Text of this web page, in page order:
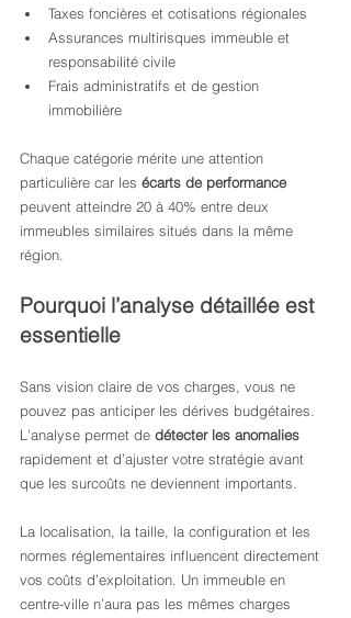
Taxes foncières et cotisations régionales
Assurances multirisques immeuble et
responsabilité civile
Frais administratifs et de gestion
immobilière
Chaque catégorie mérite une attention
particulière car les écarts de performance
peuvent atteindre 20 à 40% entre deux
immeubles similaires situés dans la même
région.
Pourquoi l’analyse détaillée est
essentielle
Sans vision claire de vos charges, vous ne
pouvez pas anticiper les dérives budgétaires.
L’analyse permet de détecter les anomalies
rapidement et d’ajuster votre stratégie avant
que les surcoûts ne deviennent importants.
La localisation, la taille, la configuration et les
normes réglementaires influencent directement
vos coûts d’exploitation. Un immeuble en
centre-ville n’aura pas les mêmes charges